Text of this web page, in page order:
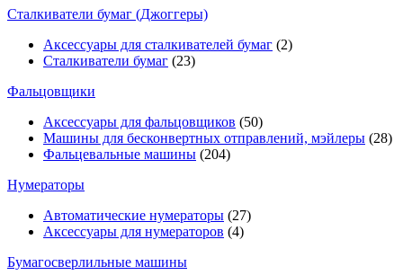
Сталкиватели бумаг (Джоггеры)
Аксессуары для сталкивателей бумаг (2)
Сталкиватели бумаг (23)
Фальцовщики
Аксессуары для фальцовщиков (50)
Машины для бесконвертных отправлений, мэйлеры (28)
Фальцевальные машины (204)
Нумераторы
Автоматические нумераторы (27)
Аксессуары для нумераторов (4)
Бумагосверлильные машины